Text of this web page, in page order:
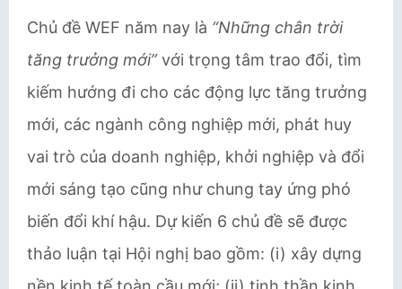
Chủ đề WEF năm nay là “Những chân trời
tăng trưởng mới”với trọng tâm trao đổi, tìm
kiếm hướng đi cho các động lực tăng trưởng
mới, các ngành công nghiệp mới, phát huy
vai trò của doanh nghiệp, khởi nghiệp và đổi
mới sáng tạo cũng như chung tay ứng phó
biến đổi khí hậu. Dự kiến 6 chủ đề sẽ được
thảo luận tại Hội nghị bao gồm: (i) xây dựng